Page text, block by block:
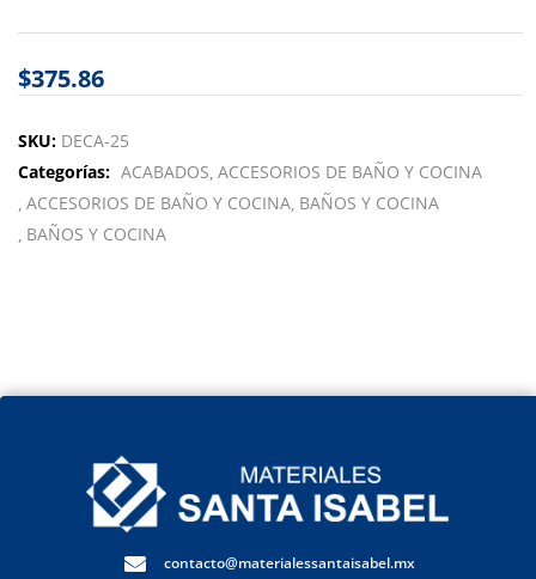
$375.86
SKU: DECA-25
Categorías: ACABADOS ACCESORIOS DE BAÑO Y COCINA
ACCESORIOS DE BAÑO Y COCINA BAÑOS Y COCINA
BAÑOS Y COCINA
contacto@materialessantaisabel.mx